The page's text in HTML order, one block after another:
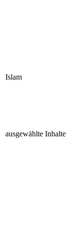
Islam
ausgewählte Inhalte